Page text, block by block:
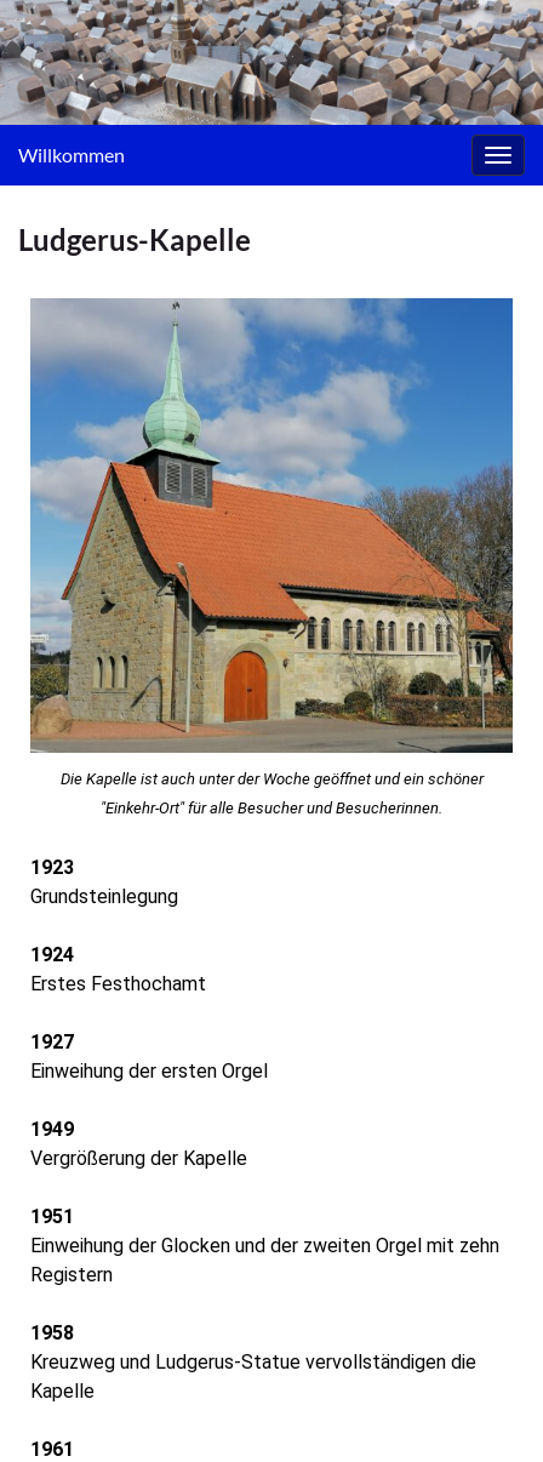
Willkommen
Ludgerus-Kapelle
Die Kapelle ist auch unter der Woche geöffnet und ein schöner
"Einkehr-Ort" für alle Besucher und Besucherinnen.
1923
Grundsteinlegung
1924
Erstes Festhochamt
1927
Einweihung der ersten Orgel
1949
Vergrößerung der Kapelle
1951
Einweihung der Glocken und der zweiten Orgel mit zehn
Registern
1958
Kreuzweg und Ludgerus-Statue vervollständigen die
Kapelle
1961